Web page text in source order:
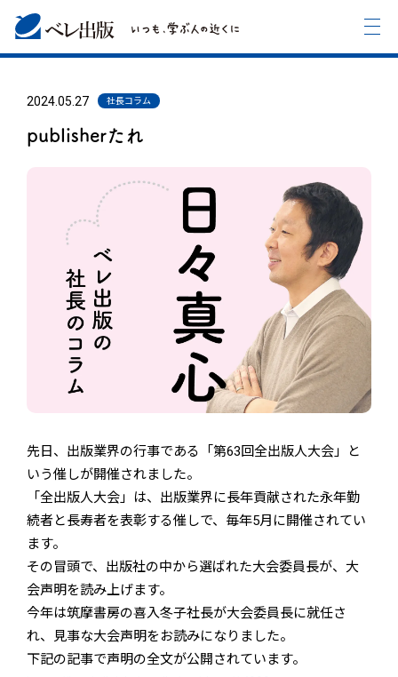
2024.05.27 社長コラム
publisherたれ
先日、出版業界の行事である「第63回全出版人大会」と
いう催しが開催されました。
「全出版人大会」は、出版業界に長年貢献された永年勤
続者と長寿者を表彰する催しで、毎年5月に開催されてい
ます。
その冒頭で、出版社の中から選ばれた大会委員長が、大
会声明を読み上げます。
今年は筑摩書房の喜入冬子社長が大会委員長に就任さ
れ、見事な大会声明をお読みになりました。
下記の記事で声明の全文が公開されています。